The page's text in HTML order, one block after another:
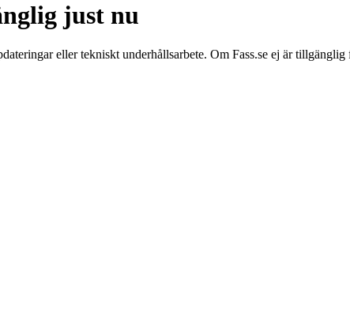
just nu
eller tekniskt underhållsarbete. Om Fass.se ej är